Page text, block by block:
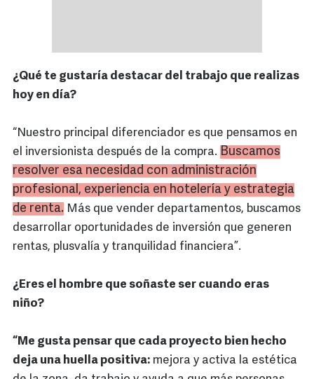
¿Qué te gustaría destacar del trabajo que realizas
hoy en día?
“Nuestro principal diferenciador es que pensamos en
el inversionista después de la compra. Buscamos
resolver esa necesidad con administración
profesional, experiencia en hotelería y estrategia
de renta. Más que vender departamentos, buscamos
desarrollar oportunidades de inversión que generen
rentas, plusvalía y tranquilidad financiera”.
¿Eres el hombre que soñaste ser cuando eras
niño?
“Me gusta pensar que cada proyecto bien hecho
deja una huella positiva: mejora y activa la estética